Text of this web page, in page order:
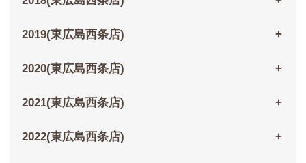
2019(東広島西条店)
2020(東広島西条店)
2021(東広島西条店)
2022(東広島西条店)